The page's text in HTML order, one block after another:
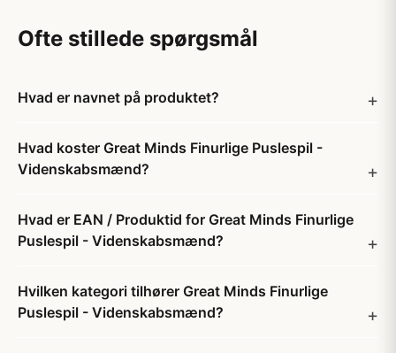
Ofte stillede spørgsmål
Hvad er navnet på produktet?
Hvad koster Great Minds Finurlige Puslespil -
Videnskabsmænd?
Hvad er EAN / Produktid for Great Minds Finurlige
Puslespil - Videnskabsmænd?
Hvilken kategori tilhører Great Minds Finurlige
Puslespil - Videnskabsmænd?